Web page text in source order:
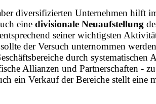
diversifizierten Unternehmen hilft
eine divisionale Neuaufstellung
seiner wichtigsten
der Versuch unternommen
durch systematischen
Allianzen und Partnerschaften - zu
ein Verkauf der Bereiche stellt eine